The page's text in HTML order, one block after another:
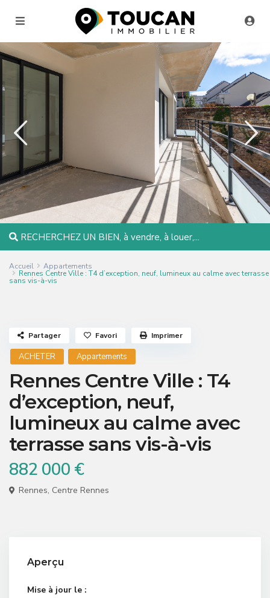
RECHERCHEZ UN BIEN, à vendre, à louer,...
Accueil Appartements
Rennes Centre Ville : T4 d’exception, neuf, lumineux au calme avec terrasse
sans vis-à-vis
ACHETER Appartements
Rennes Centre Ville : T4
d’exception, neuf,
lumineux au calme avec
terrasse sans vis-à-vis
882 000 €
Rennes, Centre Rennes
Partager Favori Imprimer
Aperçu
Mise à jour le :